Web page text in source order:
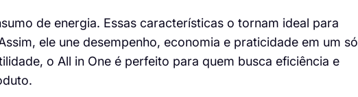
de energia. Essas características o tornam ideal para
ele une desempenho, economia e praticidade em um só
o All in One é perfeito para quem busca eficiência e